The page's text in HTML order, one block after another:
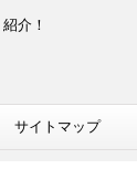
介！
サイトマップ